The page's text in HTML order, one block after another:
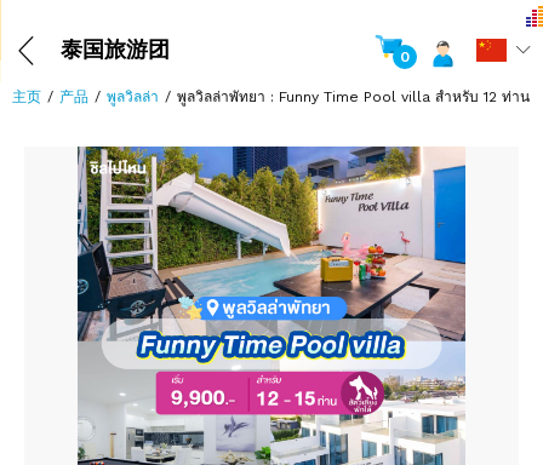
泰国旅游团 0
主页 产品 พูลวิลล่า พูลวิลล่าพัทยา : Funny Time Pool villa สำหรับ 12 ท่าน